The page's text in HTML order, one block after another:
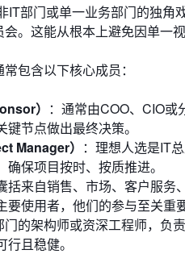
IT部门或单一业务部门的独
。这能从根本上避免因单一
包含以下核心成员：
） ：通常由COO、CIO
节点做出最终决策。
Manager） ：理想人选是IT
保项目按时、按质推进。
括来自销售、市场、客户服务
使用者，他们的参与至关重要
门的架构师或资深工程师，负
且稳健。